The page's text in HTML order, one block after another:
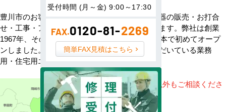
豊川市のお客様へハウジングエアコン・空調機器の販売・お打合
せ・工事・アフターサービスまで一貫して承ります。弊社は創業
1967年、その信頼を基に空調のネット販売を日本で初めてオープ
ンしました。以来、皆様にご信頼・ご愛顧いただいている業務
用・住宅用エアコンのオンラインショップです。
※記載地域以外もご相談くださ
い。
受付時間 (月～金) 9:00～17:30
FAX.0120-81-2269
簡単FAX見積はこちら